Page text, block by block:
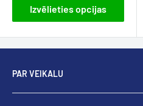
Izvēlieties opcijas
PAR VEIKALU